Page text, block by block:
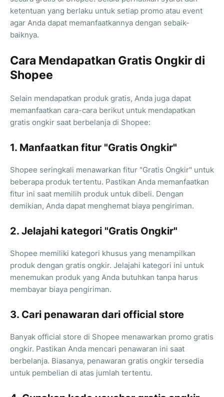
ketentuan yang berlaku untuk setiap promo atau event
agar Anda dapat memanfaatkannya dengan sebaik-
baiknya.
Cara Mendapatkan Gratis Ongkir di
Shopee
Selain mendapatkan produk gratis, Anda juga dapat
memanfaatkan cara-cara berikut untuk mendapatkan
gratis ongkir saat berbelanja di Shopee:
1. Manfaatkan fitur "Gratis Ongkir"
Shopee seringkali menawarkan fitur "Gratis Ongkir" untuk
beberapa produk tertentu. Pastikan Anda memanfaatkan
fitur ini saat memilih produk untuk dibeli. Dengan
demikian, Anda dapat menghemat biaya pengiriman.
2. Jelajahi kategori "Gratis Ongkir"
Shopee memiliki kategori khusus yang menampilkan
produk dengan gratis ongkir. Jelajahi kategori ini untuk
menemukan produk yang Anda butuhkan tanpa harus
membayar biaya pengiriman.
3. Cari penawaran dari official store
Banyak official store di Shopee menawarkan promo gratis
ongkir. Pastikan Anda mencari penawaran ini saat
berbelanja. Biasanya, penawaran gratis ongkir tersedia
untuk pembelian di atas jumlah tertentu.